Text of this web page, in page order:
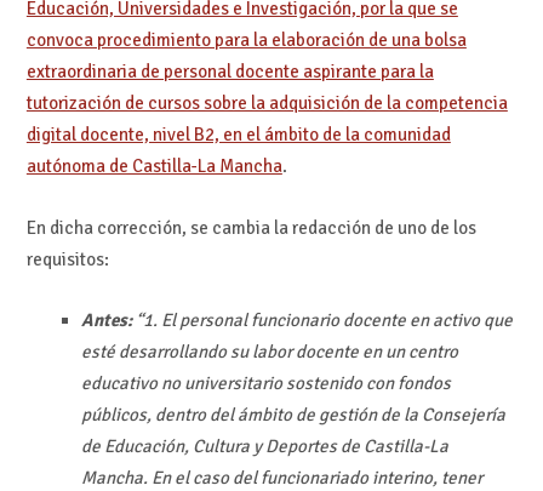
Educación, Universidades e Investigación, por la que se
convoca procedimiento para la elaboración de una bolsa
extraordinaria de personal docente aspirante para la
tutorización de cursos sobre la adquisición de la competencia
digital docente, nivel B2, en el ámbito de la comunidad
autónoma de Castilla-La Mancha.
En dicha corrección, se cambia la redacción de uno de los
requisitos:
Antes:“1. El personal funcionario docente en activo que
esté desarrollando su labor docente en un centro
educativo no universitario sostenido con fondos
públicos, dentro del ámbito de gestión de la Consejería
de Educación, Cultura y Deportes de Castilla-La
Mancha. En el caso del funcionariado interino, tener